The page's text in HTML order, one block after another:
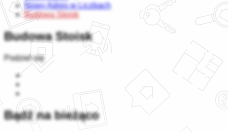
Nowy Adres w Liczbach
Budowa Stoisk
Budowa Stoisk
Podziel się
Bądź na bieżąco